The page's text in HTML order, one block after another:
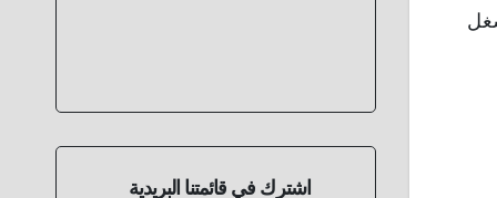
و شغل
اشترك في قائمتنا البريدية